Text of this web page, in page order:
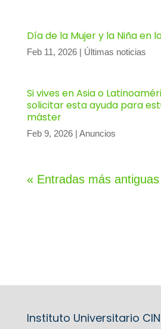
Día de la Mujer y la Niña en
Feb 11, 2026| Últimas noticias
Si vives en Asia o
solicitar esta ayuda para
máster
Feb 9, 2026| Anuncios
« Entradas más antiguas
Instituto Universitario